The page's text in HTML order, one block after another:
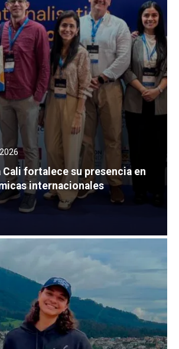
Cali fortalece su presencia en
internacionales